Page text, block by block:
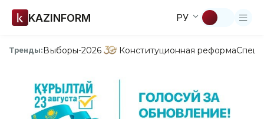
KAZINFORM РУ
Тренды:Выборы-2026 Конституционная реформа